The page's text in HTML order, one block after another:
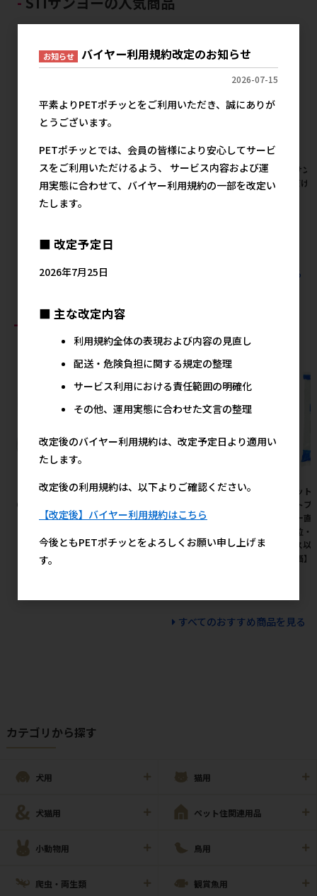
[STIサンヨー]何も入れないさ
さみだけのたま伝説 70g
メーカー希望小売価格
[STIサンヨー]何も入れないか
つおだけのたま伝説 70g
[STIサン
ぐろだけ
すべてのSTIサンヨーの人気商品を見る
おすすめ商品
［デビフペット］牛肉ミンチ
65g
参考上代 178円
［ペッツルート］カシャカシャ
メーカー希望小売価格
［ペッ
ペット
ーカー
注単位
ケース
月特価】
すべてのおすすめ商品を見る
カテゴリから探す
犬用 猫用
犬猫用 ペット住関連用品
小動物用 鳥用
爬虫・両生類 観賞魚用
お知らせ バイヤー利用規約改定のお知らせ
2026-07-15
平素よりPETポチッとをご利用いただき、誠にありが
とうございます。
PETポチッとでは、会員の皆様により安心してサービ
スをご利用いただけるよう、 サービス内容および運
用実態に合わせて、バイヤー利用規約の一部を改定い
たします。
■ 改定予定日
2026年7月25日
■ 主な改定内容
利用規約全体の表現および内容の見直し
配送・危険負担に関する規定の整理
サービス利用における責任範囲の明確化
その他、運用実態に合わせた文言の整理
改定後のバイヤー利用規約は、改定予定日より適用い
たします。
改定後の利用規約は、以下よりご確認ください。
【改定後】バイヤー利用規約はこちら
今後ともPETポチッとをよろしくお願い申し上げま
す。